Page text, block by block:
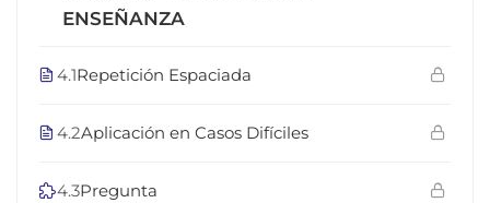
ENSEÑANZA
4.1Repetición Espaciada
4.2Aplicación en Casos Difíciles
4.3Pregunta